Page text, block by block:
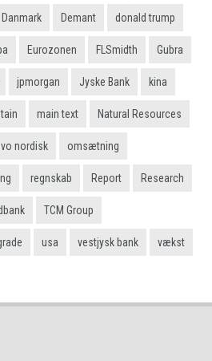
Danmark Demant donald trump
Eurozonen FLSmidth Gubra
jpmorgan Jyske Bank kina
main text Natural Resources
nordisk omsætning
regnskab Report Research
TCM Group
usa vestjysk bank vækst